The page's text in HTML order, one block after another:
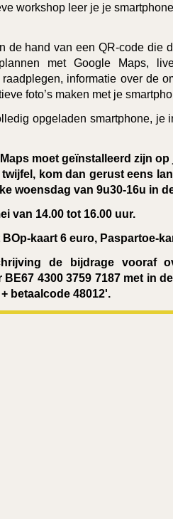
workshop leer je je
de hand van een QR-code die
met Google Maps,
informatie over de
foto’s maken met je
opgeladen smartphone, je
moet geïnstalleerd zijn
twijfel, kom dan gerust eens
woensdag van 9u30-16u in
van 14.00 tot 16.00 uur.
BOp-kaart 6 euro, Paspartoe-
de bijdrage vooraf
4300 3759 7187 met in
+ betaalcode 48012'.